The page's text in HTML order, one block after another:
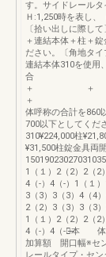
す。サイドレール
Ｈ:1,250時を表し
〔拾い出しに際し
＋連結本体＋柱＋
ださい。〔角地タイ
連結本体310を使用
＋ ＝
体呼称の合計を860
700以下としてくだ
310¥224,000柱
¥31,500柱錠金具両
1（１）2（2）2（2
4（-）4（-）1（１
3（3）3（3）4（4
2（2）3（3）3（3
1（１）2（2）2（2
4（-）4（-）̶̶̶̶̶̶本 体
加算額 開口幅※セ
レールタイプ・セ